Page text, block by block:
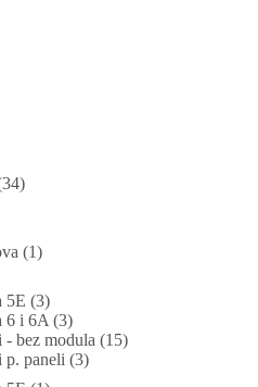
(1)
5E (3)
6 i 6A (3)
bez modula (15)
p. paneli (3)